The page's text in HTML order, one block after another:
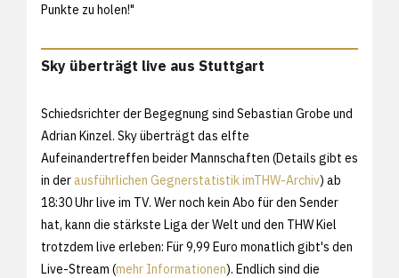
Punkte zu holen!"
Sky überträgt live aus Stuttgart
Schiedsrichter der Begegnung sind Sebastian Grobe und
Adrian Kinzel. Sky überträgt das elfte
Aufeinandertreffen beider Mannschaften (Details gibt es
in derausführlichen Gegnerstatistik imTHW-Archiv) ab
18:30 Uhr live im TV. Wer noch kein Abo für den Sender
hat, kann die stärkste Liga der Welt und den THW Kiel
trotzdem live erleben: Für 9,99 Euro monatlich gibt's den
Live-Stream (mehr Informationen). Endlich sind die